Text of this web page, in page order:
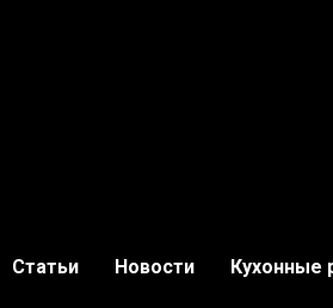
Статьи Новости Кухонные